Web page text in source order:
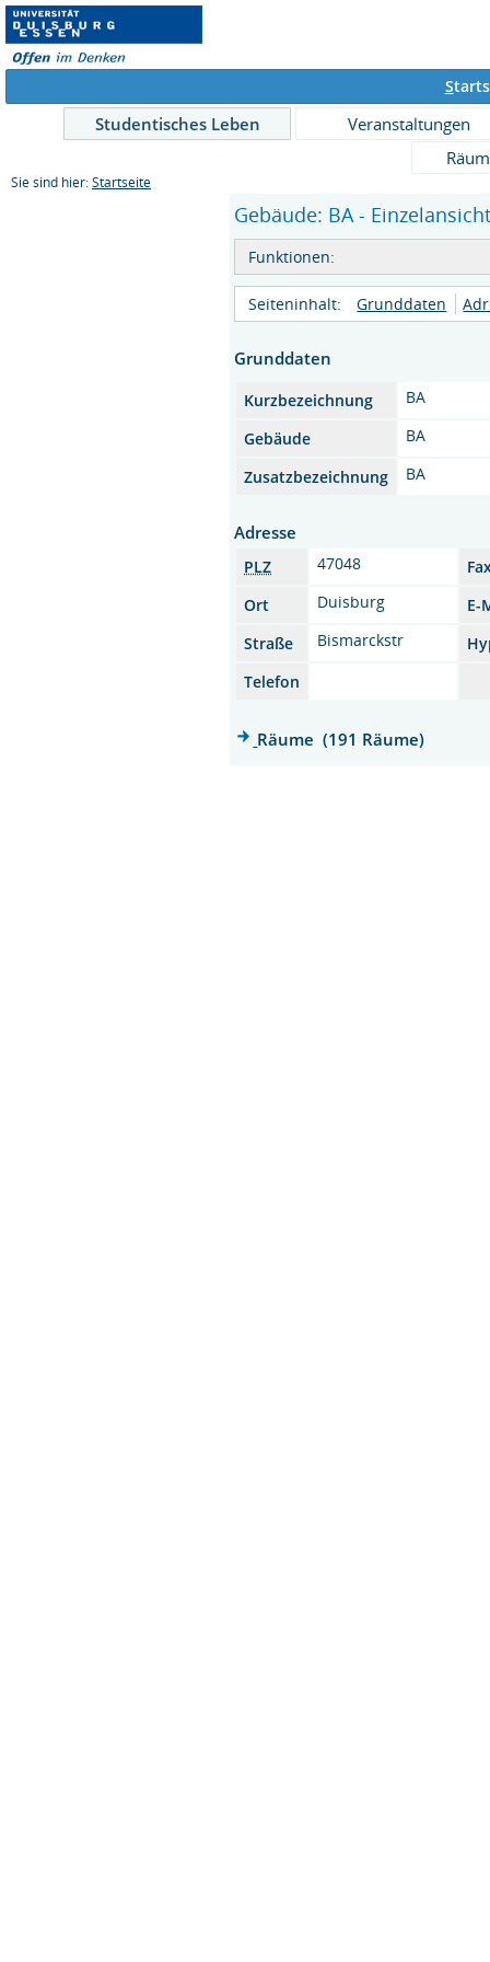
S
Studentisches Leben
Veranstaltungen
Sie sind hier: Startseite
Gebäude: BA -
Funktionen:
Seiteninhalt: Grunddaten
Grunddaten
Kurzbezeichnung
BA
Gebäude
BA
Zusatzbezeichnung
BA
Adresse
PLZ 47048
Ort
Duisburg
E-
Straße
Bismarckstr
Telefon
Räume (191 Räume)